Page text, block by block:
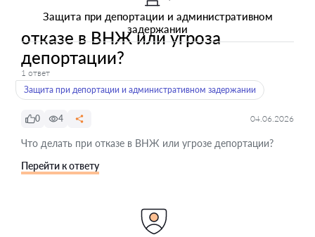
Защита при депортации и административном
задержании
отказе в ВНЖ или угроза
депортации?
1 ответ
Защита при депортации и административном задержании
0 4 04.06.2026
Что делать при отказе в ВНЖ или угрозе депортации?
Перейти к ответу